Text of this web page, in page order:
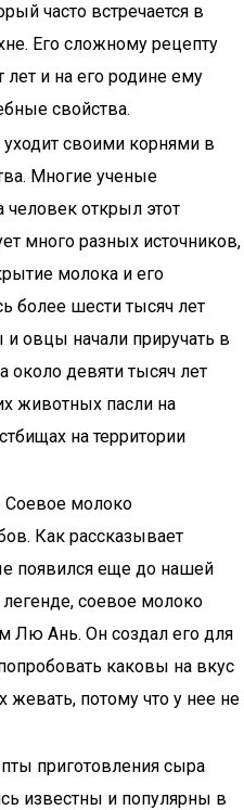
часто встречается в
Его сложному рецепту
лет и на его родине ему
свойства.
своими корнями в
Многие ученые
человек открыл этот
много разных источников,
молока и его
более шести тысяч лет
и овцы начали приручать в
около девяти тысяч лет
животных пасли на
на территории
Соевое молоко
Как рассказывает
появился еще до нашей
соевое молоко
Лю Ань. Он создал его для
каковы на вкус
потому что у нее не
приготовления сыра
известны и популярны в